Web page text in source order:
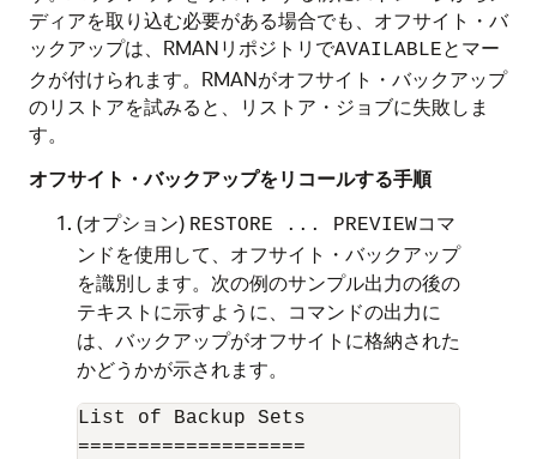
ディアを取り込む必要がある場合でも、オフサイト・バ
ックアップは、RMANリポジトリでAVAILABLEとマー
クが付けられます。RMANがオフサイト・バックアップ
のリストアを試みると、リストア・ジョブに失敗しま
す。
オフサイト・バックアップをリコールする手順
(オプション) RESTORE ... PREVIEWコマ
ンドを使用して、オフサイト・バックアップ
を識別します。次の例のサンプル出力の後の
テキストに示すように、コマンドの出力に
は、バックアップがオフサイトに格納された
かどうかが示されます。
List of Backup Sets
===================